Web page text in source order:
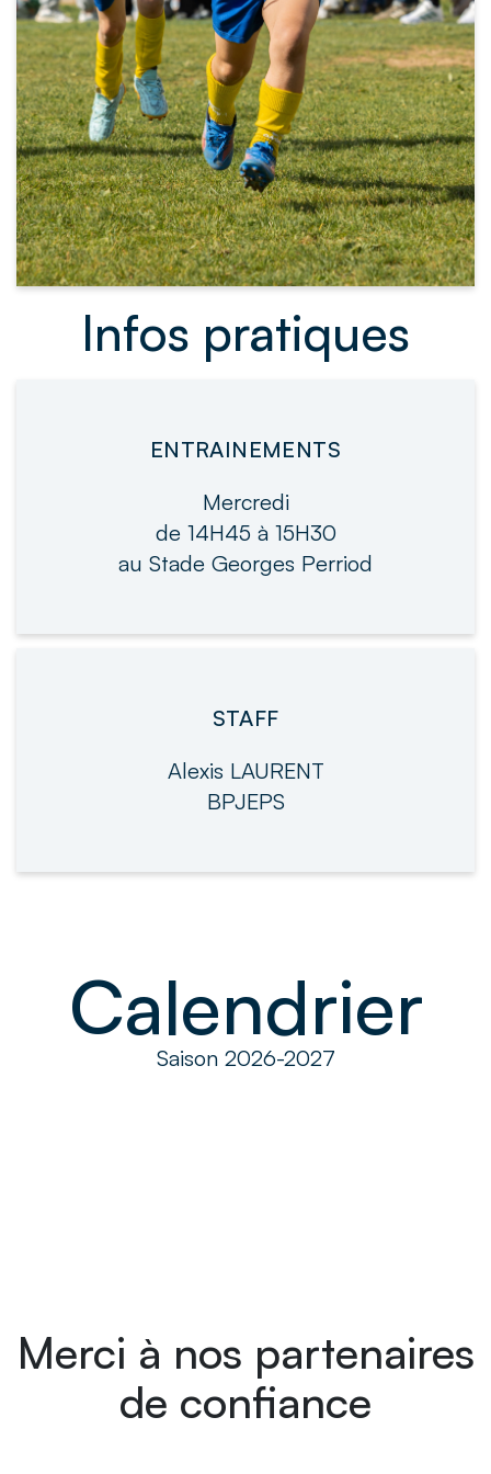
Infos pratiques
ENTRAINEMENTS
Mercredi
de 14H45 à 15H30
au Stade Georges Perriod
STAFF
Alexis LAURENT
BPJEPS
Calendrier
Saison 2026-2027
Merci à nos partenaires
de confiance